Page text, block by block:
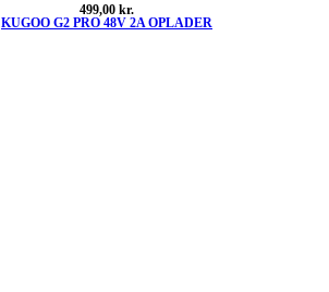
499,00 kr.
KUGOO G2 PRO 48V 2A OPLADER